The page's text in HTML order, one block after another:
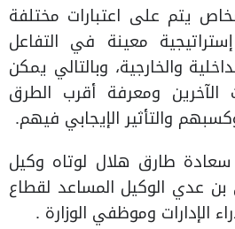
يتم على اعتبارات مختلفة
معينة في التفاعل
والخارجية، وبالتالي يمكن
ومعرفة أقرب الطرق
والتأثير الإيجابي فيهم.
طارق هلال لوتاه وكيل
عدي الوكيل المساعد لقطاع
الإدارات وموظفي الوزارة .